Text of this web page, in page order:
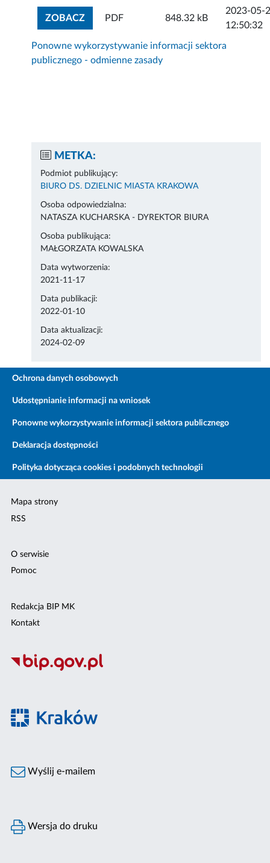
ZOBACZZOBACZ ZAŁĄCZNIK
PDF 848.32 kB
2023-05-
12:50:32
Ponowne wykorzystywanie informacji sektora
publicznego - odmienne zasady
METKA:
Podmiot publikujący:
BIURO DS. DZIELNIC MIASTA KRAKOWA
Osoba odpowiedzialna:
NATASZA KUCHARSKA - DYREKTOR BIURA
Osoba publikująca:
MAŁGORZATA KOWALSKA
Data wytworzenia:
2021-11-17
Data publikacji:
2022-01-10
Data aktualizacji:
2024-02-09
Ochrona danych osobowych
Udostępnianie informacji na wniosek
Ponowne wykorzystywanie informacji sektora publicznego
Deklaracja dostępności
Polityka dotycząca cookies i podobnych technologii
Mapa strony
RSS
O serwisie
Pomoc
Redakcja BIP MK
Kontakt
Wyślij e-mailem
Wersja do druku